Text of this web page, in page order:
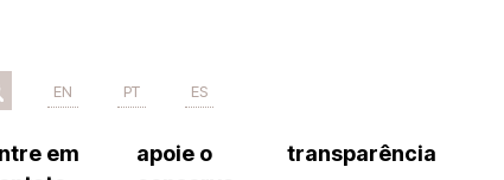
EN PT ES
em
apoie o
transparência